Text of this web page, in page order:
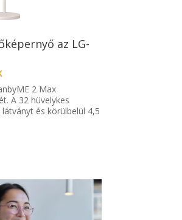
az LG-
2 Max
A 32 hüvelykes
és körülbelül 4,5